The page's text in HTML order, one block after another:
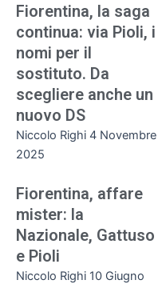
Fiorentina, la saga
continua: via Pioli, i
nomi per il
sostituto. Da
scegliere anche un
nuovo DS
Niccolo Righi 4 Novembre
2025
Fiorentina, affare
mister: la
Nazionale, Gattuso
e Pioli
Niccolo Righi 10 Giugno